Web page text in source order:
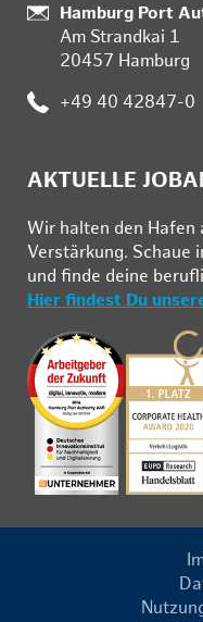
:
Hamburg Port
Am Strandkai 1
20457 Hamburg
: +49 40 42847-0
AKTUELLE
Wir hal­ten den Ha­fen
Ver­stär­kung. Schau­e
und fin­de deine
Hier findest Du